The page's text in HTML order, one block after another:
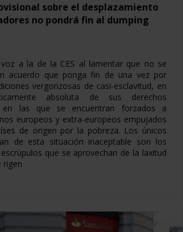
sobre el desplazamiento
no pondrá fin al dumping
a la de la CES al lamentar que no se
acuerdo que ponga fin de una vez por
vergonzosas de casi-esclavitud, en
absoluta de sus derechos
en las que se encuentran forzados a
europeos y extra-europeos empujados
de origen por la pobreza. Los únicos
de esta situación inaceptable son los
que se aprovechan de la laxitud
rigen